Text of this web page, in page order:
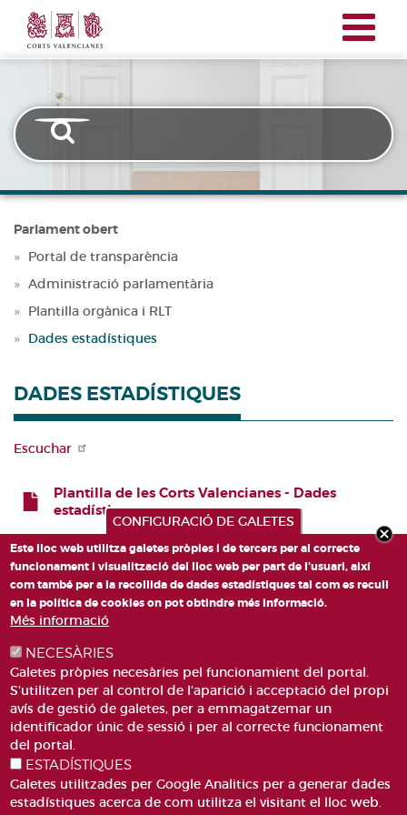
contingut
Corts
Valencianes
Parlament obert
Portal de transparència
Administració parlamentària
Plantilla orgànica i RLT
Dades estadístiques
DADES ESTADÍSTIQUES
Escuchar
FICHERO
Plantilla de les Corts Valencianes - Dades
estadístiques
PLAÇA DE SANT LLORENÇ, 4 VALÈNCIA 46003
CORREU
CONFIGURACIÓ DE GALETES
Este lloc web utilitza galetes pròpies i de tercers per al correcte
funcionament i visualització del lloc web per part de l'usuari, així
com també per a la recollida de dades estadístiques tal com es recull
en la política de cookies on pot obtindre més informació.
Més informació
NECESÀRIES
Galetes pròpies necesàries pel funcionamient del portal.
S'utilitzen per al control de l'aparició i acceptació del propi
avís de gestió de galetes, per a emmagatzemar un
identificador únic de sessió i per al correcte funcionament
del portal.
ESTADÍSTIQUES
Galetes utilitzades per Google Analitics per a generar dades
estadístiques acerca de com utilitza el visitant el lloc web.